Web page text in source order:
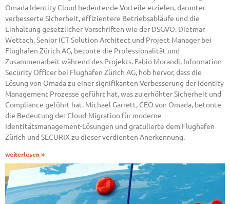
Omada Identity Cloud bedeutende Vorteile erzielen, darunter
verbesserte Sicherheit, effizientere Betriebsabläufe und die
Einhaltung gesetzlicher Vorschriften wie der DSGVO. Dietmar
Wettach, Senior ICT Solution Architect und Project Manager bei
Flughafen Zürich AG, betonte die Professionalität und
Zusammenarbeit während des Projekts. Fabio Morandi, Information
Security Officer bei Flughafen Zürich AG, hob hervor, dass die
Lösung von Omada zu einer signifikanten Verbesserung der Identity
Management Prozesse geführt hat, was zu erhöhter Sicherheit und
Compliance geführt hat. Michael Garrett, CEO von Omada, betonte
die Bedeutung der Cloud-Migration für moderne
Identitätsmanagement-Lösungen und gratulierte dem Flughafen
Zürich und SECURIX zu dieser verdienten Anerkennung.
weiterlesen »